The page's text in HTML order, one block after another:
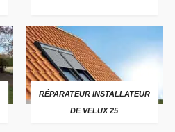
RÉPARATEUR INSTALLATEUR
DE VELUX 25